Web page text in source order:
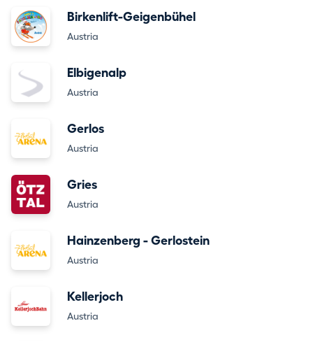
Birkenlift-Geigenbühel
Austria
Elbigenalp
Austria
Gerlos
Austria
Gries
Austria
Hainzenberg - Gerlostein
Austria
Kellerjoch
Austria